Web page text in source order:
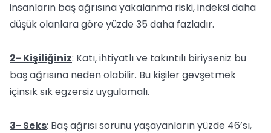
insanların baş ağrısına yakalanma riski, indeksi daha
düşük olanlara göre yüzde 35 daha fazladır.
2- Kişiliğiniz: Katı, ihtiyatlı ve takıntılı biriyseniz bu
baş ağrısına neden olabilir. Bu kişiler gevşetmek
içinsık sık egzersiz uygulamalı.
3- Seks: Baş ağrısı sorunu yaşayanların yüzde 46’sı,